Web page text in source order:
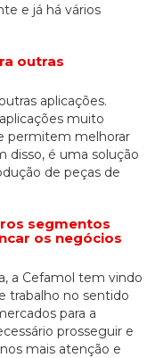
e já há vários
outras
aplicações.
muito
permitem melhorar
disso, é uma solução
de peças de
segmentos
os negócios
a Cefamol tem vindo
trabalho no sentido
para a
prosseguir e
mais atenção e